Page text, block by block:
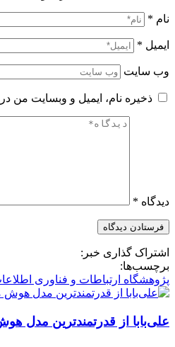
نام *
ایمیل *
وب‌ سایت
ذخیره نام، ایمیل و وبسایت من
دیدگاه *
اشتراک گذاری خبر:
برچسب‌ها:
پژوهشگاه ارتباطات و فناوری
علی‌بابا از قدرتمندترین مدل